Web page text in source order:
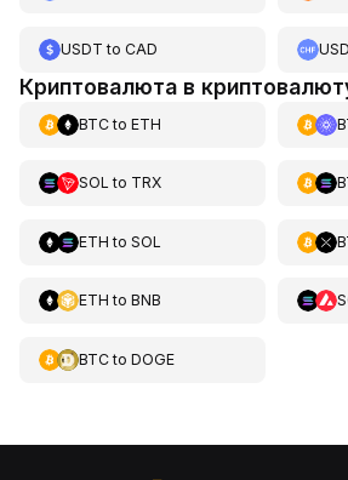
USDT to CAD
Криптовалюта в
BTCto ETH
SOL to TRX
ETH to SOL
ETH to BNB
BTCto DOGE